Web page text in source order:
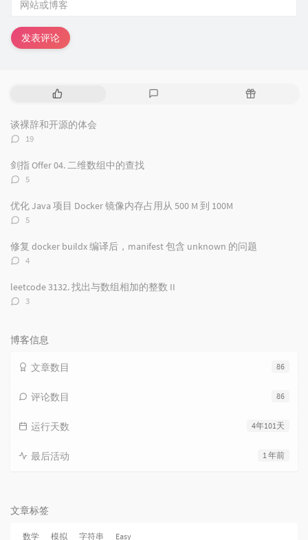
发表评论
热
文
章
随
谈裸辞和开源的体会
评
数：
19
剑指 Offer 04. 二维数组中的查找
评
数：
5
优化 Java 项目 Docker 镜像内存占用从 500 M 到 100M
评
数：
5
修复 docker buildx 编译后，manifest 包含 unknown 的问题
评
数：
4
leetcode 3132. 找出与数组相加的整数 II
评
3
博客信息
86
文章数目
86
评论数目
4年101天
运行天数
1 年前
最后活动
文章标签
数学 模拟 字符串 Easy